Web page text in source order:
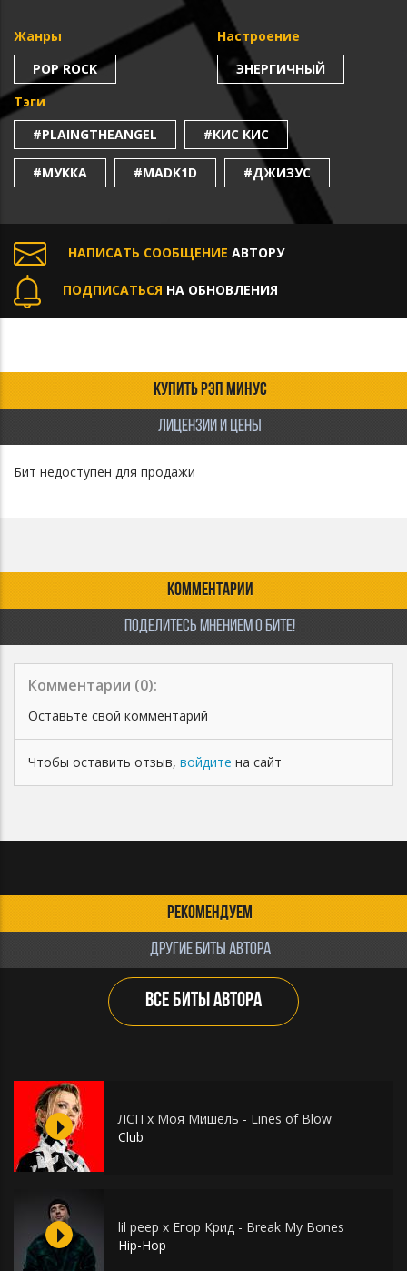
Жанры
POP ROCK
Настроение
ЭНЕРГИЧНЫЙ
Тэги
#PLAINGTHEANGEL
#КИС КИС
#МУККА #MADK1D #ДЖИЗУС
НАПИСАТЬ СООБЩЕНИЕ АВТОРУ
ПОДПИСАТЬСЯ НА ОБНОВЛЕНИЯ
КУПИТЬ РЭП МИНУС
ЛИЦЕНЗИИ И ЦЕНЫ
Бит недоступен для продажи
КОММЕНТАРИИ
ПОДЕЛИТЕСЬ МНЕНИЕМ О БИТЕ!
Комментарии (0):
Оставьте свой комментарий
Чтобы оставить отзыв, войдите на сайт
РЕКОМЕНДУЕМ
ДРУГИЕ БИТЫ АВТОРА
ВСЕ БИТЫ АВТОРА
ЛСП х Моя Мишель - Lines of Blow
Club
lil peep x Егор Крид - Break My Bones
Hip-Hop